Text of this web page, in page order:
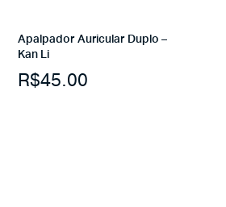
Apalpador Auricular Duplo –
Kan Li
R$45.00